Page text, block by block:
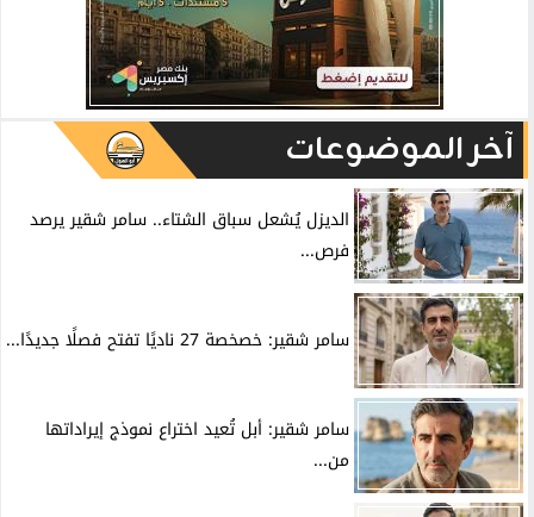
آخر الموضوعات
الديزل يُشعل سباق الشتاء.. سامر شقير يرصد
فرص...
سامر شقير: خصخصة 27 ناديًا تفتح فصلًا جديدًا...
سامر شقير: أبل تُعيد اختراع نموذج إيراداتها
من...